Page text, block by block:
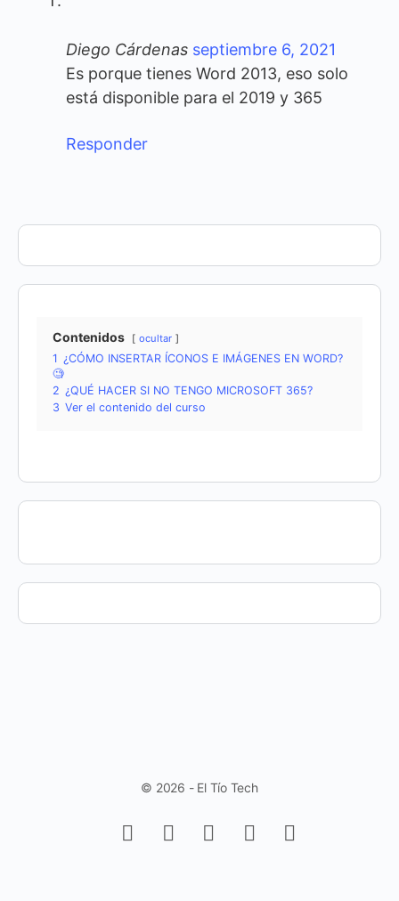
Diego Cárdenas septiembre 6, 2021
Es porque tienes Word 2013, eso solo
está disponible para el 2019 y 365
Responder
Contenidos ocultar
1 ¿CÓMO INSERTAR ÍCONOS E IMÁGENES EN WORD?
🧐
2 ¿QUÉ HACER SI NO TENGO MICROSOFT 365?
3 Ver el contenido del curso
© 2026 - El Tío Tech